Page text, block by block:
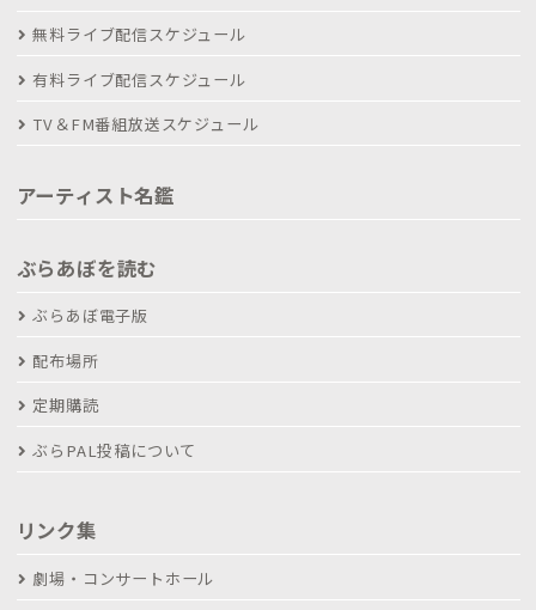
無料ライブ配信スケジュール
有料ライブ配信スケジュール
TV＆FM番組放送スケジュール
アーティスト名鑑
ぶらあぼを読む
ぶらあぼ電子版
配布場所
定期購読
ぶらPAL投稿について
リンク集
劇場・コンサートホール